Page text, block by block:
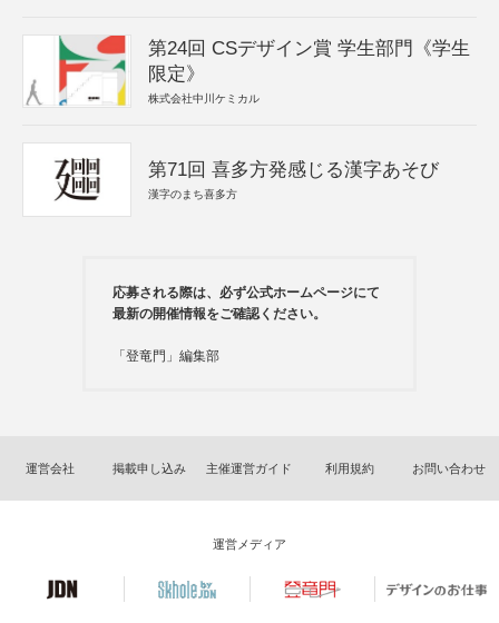
第24回 CSデザイン賞 学生部門《学生
限定》
株式会社中川ケミカル
第71回 喜多方発感じる漢字あそび
漢字のまち喜多方
応募される際は、必ず公式ホームページにて
最新の開催情報をご確認ください。
「登竜門」編集部
運営会社 掲載申し込み 主催運営ガイド 利用規約 お問い合わせ
運営メディア